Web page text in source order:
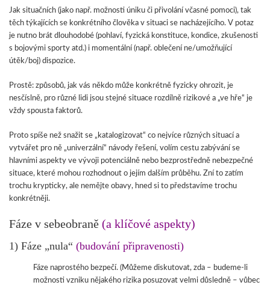
Jak situačních (jako např. možnosti úniku či přivolání včasné pomoci), tak
těch týkajících se konkrétního člověka v situaci se nacházejícího. V potaz
je nutno brát dlouhodobé (pohlaví, fyzická konstituce, kondice, zkušenosti
s bojovými sporty atd.) i momentální (např. oblečení ne/umožňující
útěk/boj) dispozice.
Prostě: způsobů, jak vás někdo může konkrétně fyzicky ohrozit, je
nesčíslně, pro různé lidi jsou stejné situace rozdílně rizikové a „ve hře“ je
vždy spousta faktorů.
Proto spíše než snažit se „katalogizovat“ co nejvíce různých situací a
vytvářet pro ně „univerzální“ návody řešení, volím cestu zabývání se
hlavními aspekty ve vývoji potenciálně nebo bezprostředně nebezpečné
situace, které mohou rozhodnout o jejím dalším průběhu. Zní to zatím
trochu krypticky, ale nemějte obavy, hned si to představíme trochu
konkrétněji.
Fáze v sebeobraně (a klíčové aspekty)
1) Fáze „nula“ (budování připravenosti)
Fáze naprostého bezpečí. (Můžeme diskutovat, zda – budeme-li
možnosti vzniku nějakého rizika posuzovat velmi důsledně – vůbec